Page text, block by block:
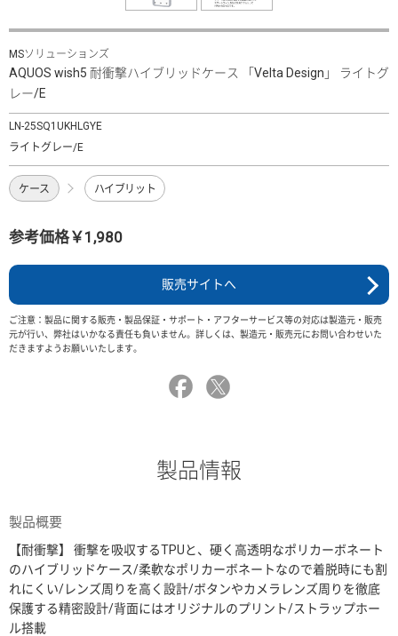
MSソリューションズ
AQUOS wish5 耐衝撃ハイブリッドケース 「Velta Design」 ライトグ
レー/E
LN-25SQ1UKHLGYE
ライトグレー/E
ケース ハイブリット
参考価格￥1,980
販売サイトへ
ご注意：製品に関する販売・製品保証・サポート・アフターサービス等の対応は製造元・販売
元が行い、弊社はいかなる責任も負いません。詳しくは、製造元・販売元にお問い合わせいた
だきますようお願いいたします。
製品情報
製品概要
【耐衝撃】 衝撃を吸収するTPUと、硬く高透明なポリカーボネート
のハイブリッドケース/柔軟なポリカーボネートなので着脱時にも割
れにくい/レンズ周りを高く設計/ボタンやカメラレンズ周りを徹底
保護する精密設計/背面にはオリジナルのプリント/ストラップホー
ル搭載